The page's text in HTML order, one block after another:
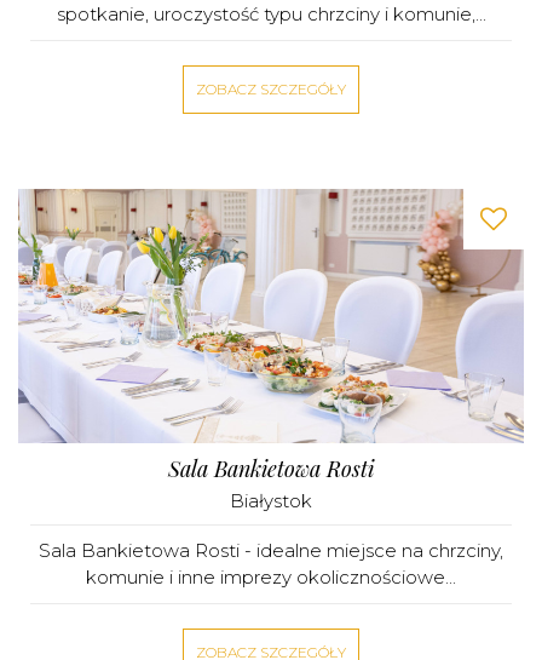
spotkanie, uroczystość typu chrzciny i komunie,...
ZOBACZ SZCZEGÓŁY
Sala Bankietowa Rosti
Białystok
Sala Bankietowa Rosti - idealne miejsce na chrzciny,
komunie i inne imprezy okolicznościowe...
ZOBACZ SZCZEGÓŁY